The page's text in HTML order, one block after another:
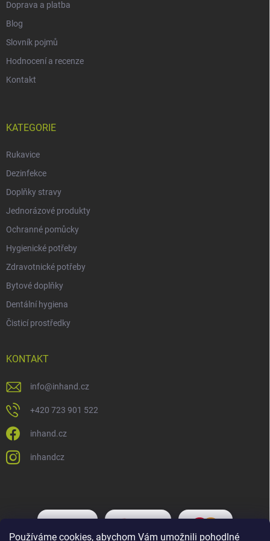
Používáme cookies, abychom Vám umožnili pohodlné
Doprava a platba
Blog
Slovník pojmů
Hodnocení a recenze
Kontakt
KATEGORIE
Rukavice
Dezinfekce
Doplňky stravy
Jednorázové produkty
Ochranné pomůcky
Hygienické potřeby
Zdravotnické potřeby
Bytové doplňky
Dentální hygiena
Čisticí prostředky
KONTAKT
info@inhand.cz
+420 723 901 522
inhand.cz
inhandcz